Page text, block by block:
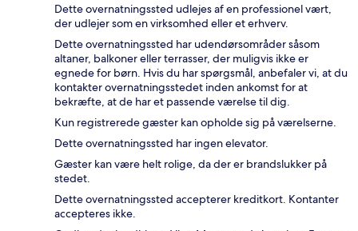
Dette overnatningssted udlejes af en professionel vært,
der udlejer som en virksomhed eller et erhverv.
Dette overnatningssted har udendørsområder såsom
altaner, balkoner eller terrasser, der muligvis ikke er
egnede for børn. Hvis du har spørgsmål, anbefaler vi, at du
kontakter overnatningsstedet inden ankomst for at
bekræfte, at de har et passende værelse til dig.
Kun registrerede gæster kan opholde sig på værelserne.
Dette overnatningssted har ingen elevator.
Gæster kan være helt rolige, da der er brandslukker på
stedet.
Dette overnatningssted accepterer kreditkort. Kontanter
accepteres ikke.